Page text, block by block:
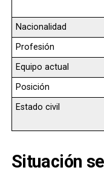
Nacionalidad
Profesión
Equipo actual
Posición
Estado civil
Situación